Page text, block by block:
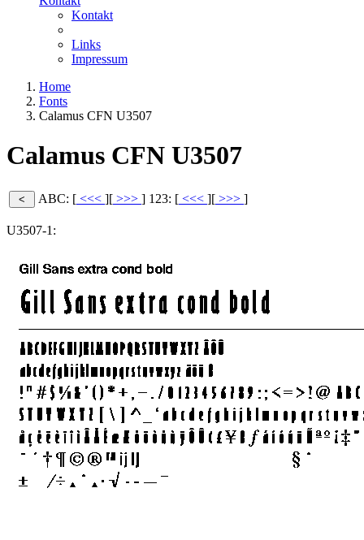
Kontakt
Links
Impressum
Home
Fonts
Calamus CFN U3507
Calamus CFN U3507
ABC: [ <<< ][ >>> ] 123: [ <<< ][ >>> ]
U3507-1: